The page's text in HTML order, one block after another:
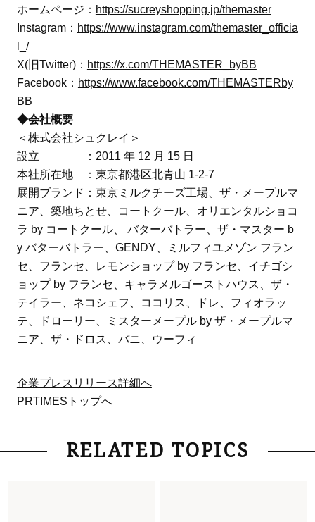
ホームページ： https://sucreyshopping.jp/themaster
Instagram： https://www.instagram.com/themaster_officia
l_/
X(旧Twitter)： https://x.com/THEMASTER_byBB
Facebook： https://www.facebook.com/THEMASTERby
BB
◆会社概要
＜株式会社シュクレイ＞
設立 ：2011 年 12 月 15 日
本社所在地 ：東京都港区北青山 1-2-7
展開ブランド：東京ミルクチーズ工場、ザ・メープルマ
ニア、築地ちとせ、コートクール、オリエンタルショコ
ラ by コートクール、 バターバトラー、ザ・マスター b
y バターバトラー、GENDY、ミルフィユメゾン フラン
セ、フランセ、レモンショップ by フランセ、イチゴシ
ョップ by フランセ、キャラメルゴーストハウス、ザ・
テイラー、ネコシェフ、ココリス、ドレ、フィオラッ
テ、ドローリー、ミスターメープル by ザ・メープルマ
ニア、ザ・ドロス、バニ、ウーフィ
企業プレスリリース詳細へ
PRTIMESトップへ
RELATED TOPICS